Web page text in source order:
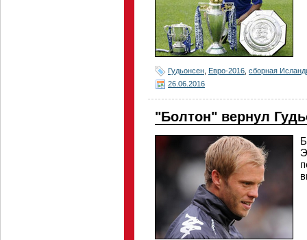
Гудьонсен Евро-2016 сборная
26.06.2016
"Болтон" вернул